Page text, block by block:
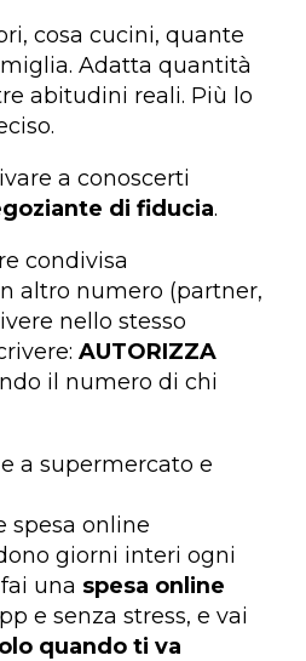
cosa cucini, quante
Adatta quantità
abitudini reali. Più lo
a conoscerti
di fiducia.
condivisa
altro numero (partner,
nello stesso
AUTORIZZA
il numero di chi
a supermercato e
spesa online
giorni interi ogni
una spesa online
e senza stress, e vai
quando ti va